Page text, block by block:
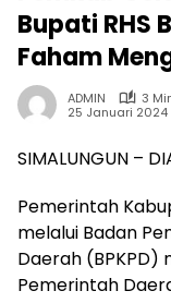
Bupati RHS
Faham
ADMIN
3
25 Januari 2024
SIMALUNGUN –
Pemerintah
melalui Badan
Daerah (BPKPD)
Pemerintah